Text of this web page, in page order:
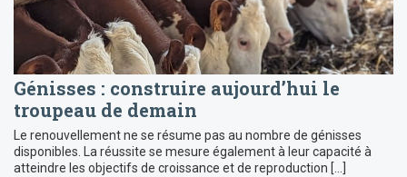
Génisses : construire aujourd’hui le
troupeau de demain
Le renouvellement ne se résume pas au nombre de génisses
disponibles. La réussite se mesure également à leur capacité à
atteindre les objectifs de croissance et de reproduction […]